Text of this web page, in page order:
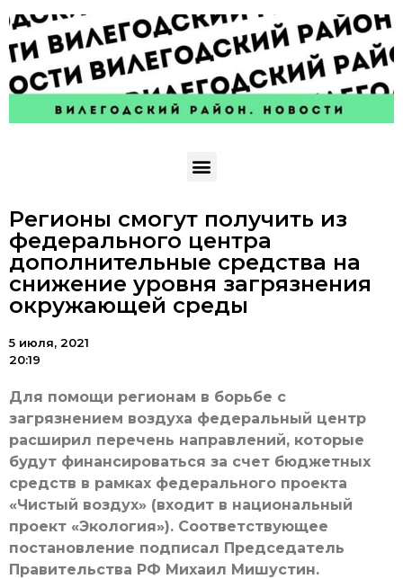
Регионы смогут получить из
федерального центра
дополнительные средства на
снижение уровня загрязнения
окружающей среды
5 июля, 2021
20:19
Для помощи регионам в борьбе с
загрязнением воздуха федеральный центр
расширил перечень направлений, которые
будут финансироваться за счет бюджетных
средств в рамках федерального проекта
«Чистый воздух» (входит в национальный
проект «Экология»). Соответствующее
постановление подписал Председатель
Правительства РФ Михаил Мишустин.